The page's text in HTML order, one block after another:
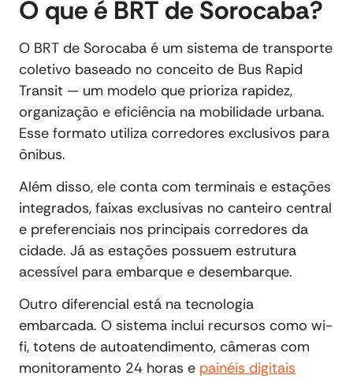
O que é BRT de Sorocaba?
O BRT de Sorocaba é um sistema de transporte
coletivo baseado no conceito de Bus Rapid
Transit — um modelo que prioriza rapidez,
organização e eficiência na mobilidade urbana.
Esse formato utiliza corredores exclusivos para
ônibus.
Além disso, ele conta com terminais e estações
integrados, faixas exclusivas no canteiro central
e preferenciais nos principais corredores da
cidade. Já as estações possuem estrutura
acessível para embarque e desembarque.
Outro diferencial está na tecnologia
embarcada. O sistema inclui recursos como wi-
fi, totens de autoatendimento, câmeras com
monitoramento 24 horas e painéis digitais